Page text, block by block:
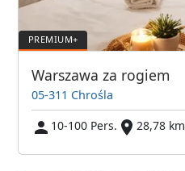
Warszawa za rogiem
05-311 Chrośla
10-100 Pers.
28,78 km